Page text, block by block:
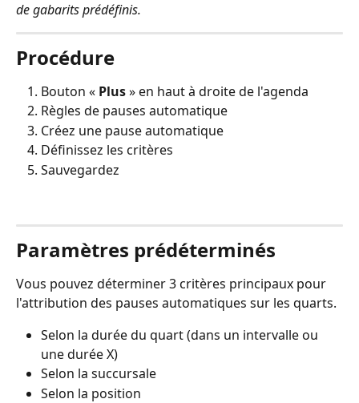
de gabarits prédéfinis.
Procédure
Bouton « Plus » en haut à droite de l'agenda
Règles de pauses automatique
Créez une pause automatique
Définissez les critères
Sauvegardez
Paramètres prédéterminés
Vous pouvez déterminer 3 critères principaux pour
l'attribution des pauses automatiques sur les quarts.
Selon la durée du quart (dans un intervalle ou
une durée X)
Selon la succursale
Selon la position